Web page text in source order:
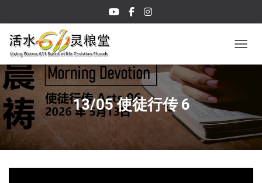
13/05 使徒行传 6